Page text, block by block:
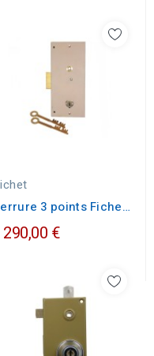
3 points Fichet
Soucis double...
290,00 €